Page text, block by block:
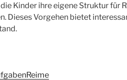
Kinder ihre eigene Struktur für
Dieses Vorgehen bietet